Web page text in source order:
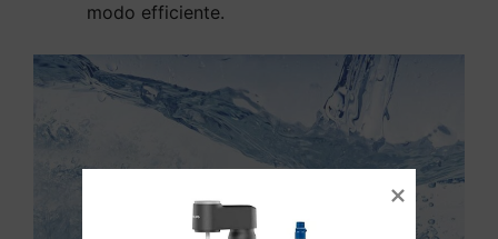
modo efficiente.